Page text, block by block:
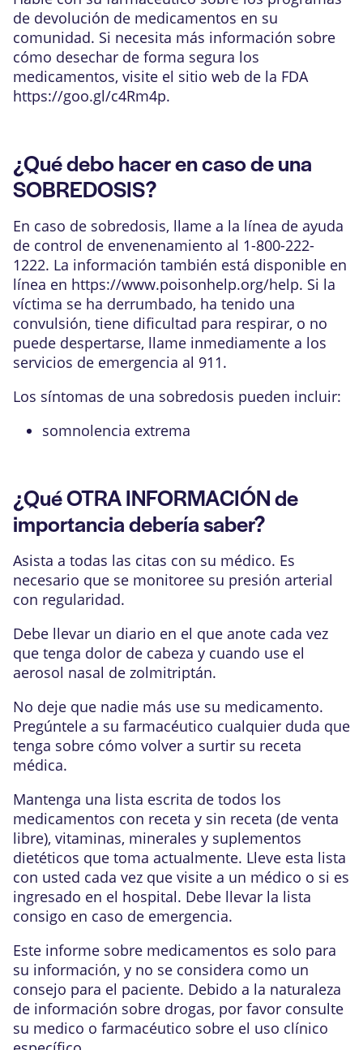
de devolución de medicamentos en su
comunidad. Si necesita más información sobre
cómo desechar de forma segura los
medicamentos, visite el sitio web de la FDA
https://goo.gl/c4Rm4p.
¿Qué debo hacer en caso de una
SOBREDOSIS?
En caso de sobredosis, llame a la línea de ayuda
de control de envenenamiento al 1-800-222-
1222. La información también está disponible en
línea en https://www.poisonhelp.org/help. Si la
víctima se ha derrumbado, ha tenido una
convulsión, tiene dificultad para respirar, o no
puede despertarse, llame inmediamente a los
servicios de emergencia al 911.
Los síntomas de una sobredosis pueden incluir:
somnolencia extrema
¿Qué OTRA INFORMACIÓN de
importancia debería saber?
Asista a todas las citas con su médico. Es
necesario que se monitoree su presión arterial
con regularidad.
Debe llevar un diario en el que anote cada vez
que tenga dolor de cabeza y cuando use el
aerosol nasal de zolmitriptán.
No deje que nadie más use su medicamento.
Pregúntele a su farmacéutico cualquier duda que
tenga sobre cómo volver a surtir su receta
médica.
Mantenga una lista escrita de todos los
medicamentos con receta y sin receta (de venta
libre), vitaminas, minerales y suplementos
dietéticos que toma actualmente. Lleve esta lista
con usted cada vez que visite a un médico o si es
ingresado en el hospital. Debe llevar la lista
consigo en caso de emergencia.
Este informe sobre medicamentos es solo para
su información, y no se considera como un
consejo para el paciente. Debido a la naturaleza
de información sobre drogas, por favor consulte
su medico o farmacéutico sobre el uso clínico